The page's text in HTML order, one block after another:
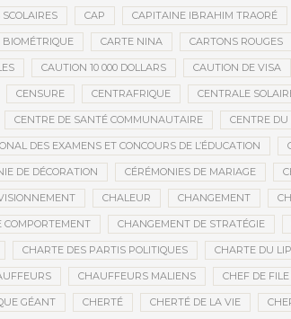
CAP CAPITAINE IBRAHIM TRAORÉ
BIOMÉTRIQUE CARTE NINA CARTONS ROUGES
CAUTION 10 000 DOLLARS CAUTION DE VISA
CENSURE CENTRAFRIQUE CENTRALE
CENTRE DE SANTÉ COMMUNAUTAIRE CENTRE DU
DES EXAMENS ET CONCOURS DE L’ÉDUCATION
DE DÉCORATION CÉRÉMONIES DE MARIAGE
CHALEUR CHANGEMENT
COMPORTEMENT CHANGEMENT DE STRATÉGIE
CHARTE DES PARTIS POLITIQUES CHARTE DU
CHAUFFEURS MALIENS CHEF DE
GÉANT CHERTÉ CHERTÉ DE LA VIE